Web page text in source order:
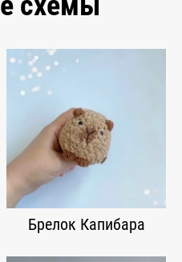
Брелок Капибара